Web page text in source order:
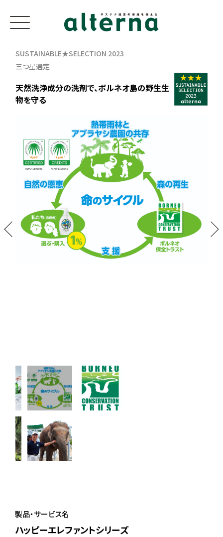
SUSTAINABLE★SELECTION 2023
三つ星選定
天然洗浄成分の洗剤で、ボルネオ島の野生生
物を守る
製品・サービス名
ハッピーエレファントシリーズ